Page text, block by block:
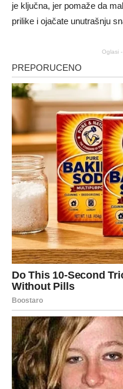
je ključna, jer pomaže da
prilike i ojačate unutrašnju
Oglasi